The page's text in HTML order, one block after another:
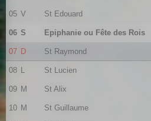
05 V St Edouard
06 S Epiphanie ou Fête des Rois
07 D St Raymond
08 L St Lucien
09 M St Alix
10 M St Guillaume